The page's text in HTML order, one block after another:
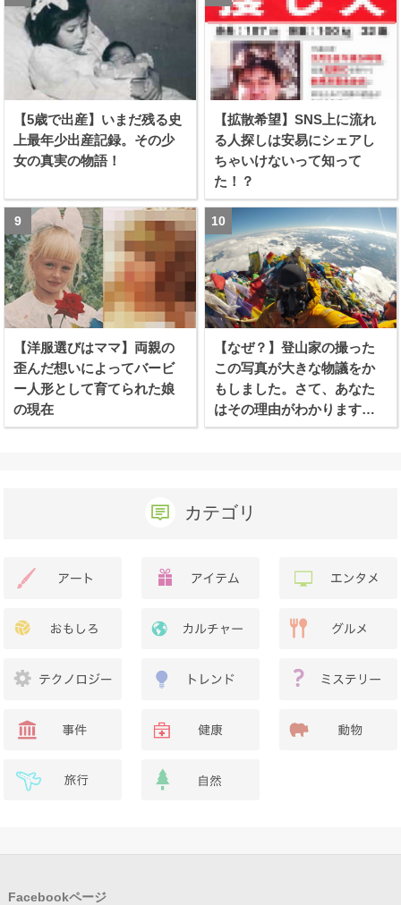
【5歳で出産】いまだ残る史
上最年少出産記録。その少
女の真実の物語！
【拡散希望】SNS上に流れ
る人探しは安易にシェアし
ちゃいけないって知って
た！？
【洋服選びはママ】両親の
歪んだ想いによってバービ
ー人形として育てられた娘
の現在
【なぜ？】登山家の撮った
この写真が大きな物議をか
もしました。さて、あなた
はその理由がわかります
か？
カテゴリ
Facebookページ